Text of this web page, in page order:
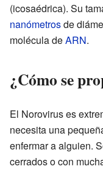
(icosaédrica). Su
nanómetrosde
molécula deARN.
¿Cómo se
El Norovirus es
necesita una
enfermar a alguien.
cerrados o con